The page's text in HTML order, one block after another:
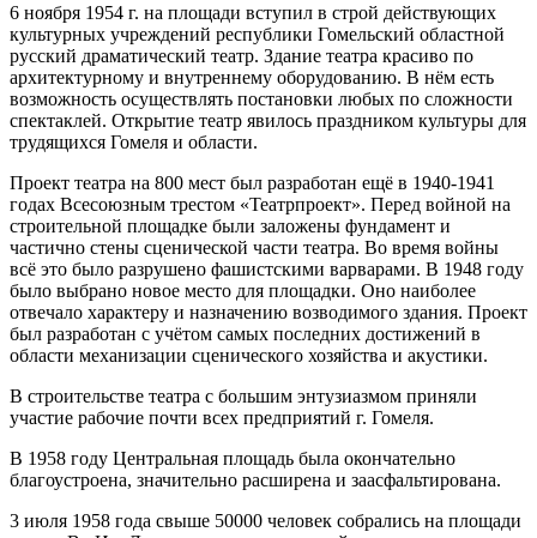
6 ноября 1954 г. на площади вступил в строй действующих
культурных учреждений республики Гомельский областной
русский драматический театр. Здание театра красиво по
архитектурному и внутреннему оборудованию. В нём есть
возможность осуществлять постановки любых по сложности
спектаклей. Открытие театр явилось праздником культуры для
трудящихся Гомеля и области.
Проект театра на 800 мест был разработан ещё в 1940-1941
годах Всесоюзным трестом «Театрпроект». Перед войной на
строительной площадке были заложены фундамент и
частично стены сценической части театра. Во время войны
всё это было разрушено фашистскими варварами. В 1948 году
было выбрано новое место для площадки. Оно наиболее
отвечало характеру и назначению возводимого здания. Проект
был разработан с учётом самых последних достижений в
области механизации сценического хозяйства и акустики.
В строительстве театра с большим энтузиазмом приняли
участие рабочие почти всех предприятий г. Гомеля.
В 1958 году Центральная площадь была окончательно
благоустроена, значительно расширена и заасфальтирована.
3 июля 1958 года свыше 50000 человек собрались на площади